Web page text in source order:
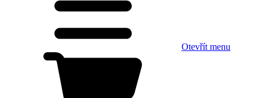
Otevřít menu